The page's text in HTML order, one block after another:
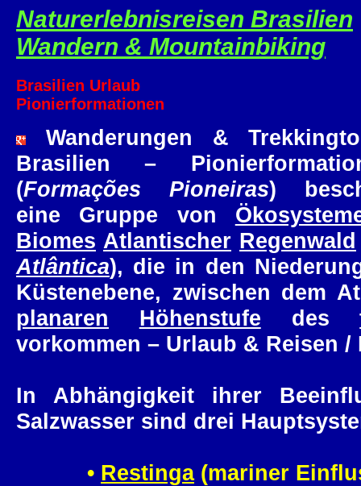
Naturerlebnisreisen Brasilien
Wandern & Mountainbiking
Brasilien Urlaub
Pionierformationen
Wanderungen &
Brasilien –
(Formações Pioneiras)
eine Gruppe von
Biomes Atlantischer Regenwald
Atlântica), die in den
Küstenebene, zwischen dem
planaren
Höhenstufe des
vorkommen – Urlaub & Reisen /
In Abhängigkeit ihrer
Salzwasser sind drei
• Restinga(mariner